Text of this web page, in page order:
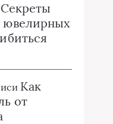
Секреты
ювелирных
Как
от